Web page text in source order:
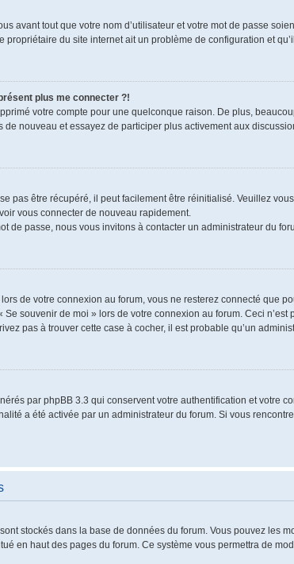
avant tout que votre nom d’utilisateur et votre mot de passe
du site internet ait un problème de configuration et
plus me connecter ?!
votre compte pour une quelconque raison. De plus,
nouveau et essayez de participer plus activement aux
pas être récupéré, il peut facilement être réinitialisé. Veuillez
vous connecter de nouveau rapidement.
de passe, nous vous invitons à contacter un administrateur du
de votre connexion au forum, vous ne resterez connecté que
souvenir de moi » lors de votre connexion au forum. Ceci
pas à trouver cette case à cocher, il est probable qu’un
par phpBB 3.3 qui conservent votre authentification et votre
a été activée par un administrateur du forum. Si vous
stockés dans la base de données du forum. Vous pouvez les
en haut des pages du forum. Ce système vous permettra de